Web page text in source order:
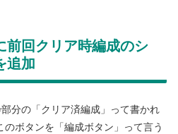
前回クリア時編成のシ
追加
分の「クリア済編成」って書かれ
ボタンを「編成ボタン」って言う